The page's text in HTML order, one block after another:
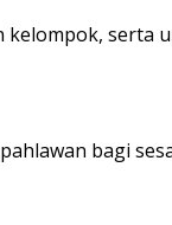
serta
bagi